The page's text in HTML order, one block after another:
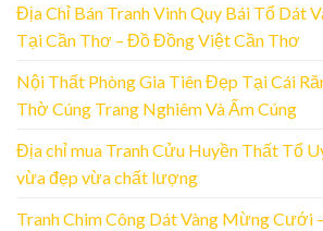
Địa Chỉ Bán Tranh Vinh Quy Bái Tổ Dát
Tại Cần Thơ – Đồ Đồng Việt Cần Thơ
Nội Thất Phòng Gia Tiên Đẹp Tại Cái
Thờ Cúng Trang Nghiêm Và Ấm Cúng
Địa chỉ mua Tranh Cửu Huyền Thất Tổ
vừa đẹp vừa chất lượng
Tranh Chim Công Dát Vàng Mừng Cưới